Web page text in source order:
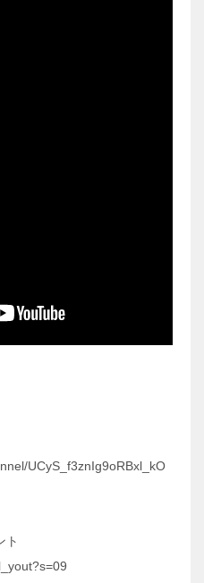
UCyS_f3znIg9oRBxl_kO
ト